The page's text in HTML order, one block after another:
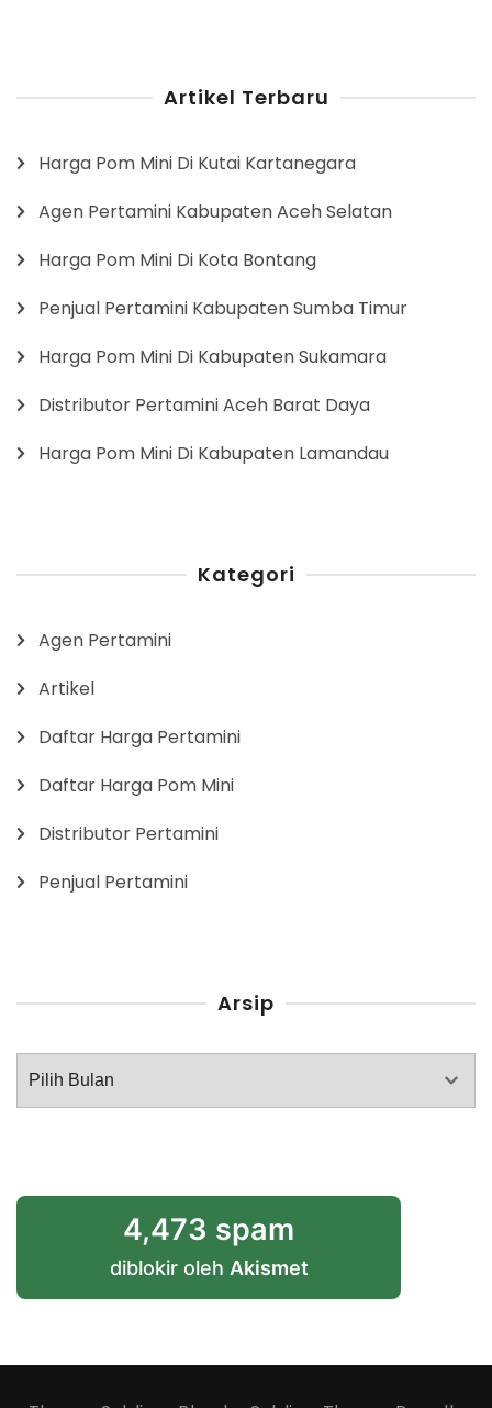
Artikel Terbaru
Harga Pom Mini Di Kutai Kartanegara
Agen Pertamini Kabupaten Aceh Selatan
Harga Pom Mini Di Kota Bontang
Penjual Pertamini Kabupaten Sumba Timur
Harga Pom Mini Di Kabupaten Sukamara
Distributor Pertamini Aceh Barat Daya
Harga Pom Mini Di Kabupaten Lamandau
Kategori
Agen Pertamini
Artikel
Daftar Harga Pertamini
Daftar Harga Pom Mini
Distributor Pertamini
Penjual Pertamini
Arsip
Arsip
4,473 spam
diblokir oleh Akismet